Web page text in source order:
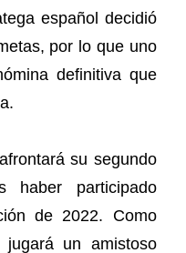
español decidió
por lo que uno
definitiva que
su segundo
haber participado
de 2022. Como
un amistoso